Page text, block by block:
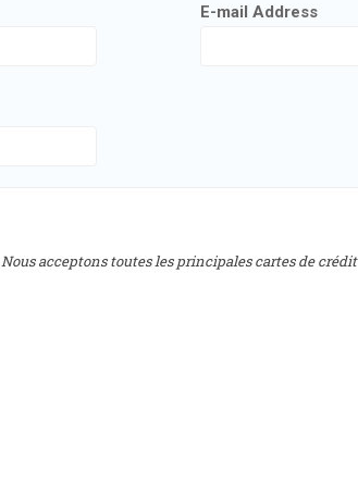
E-mail Address
Nous acceptons toutes les principales cartes de crédit